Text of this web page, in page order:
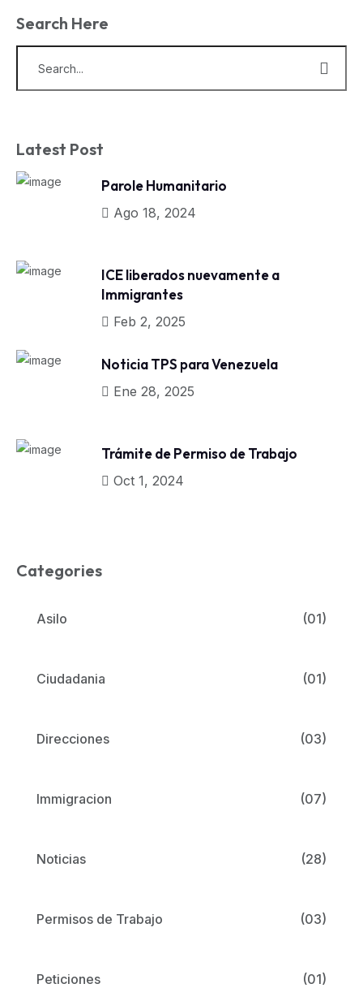
Search Here
Latest Post
Parole Humanitario
Ago 18, 2024
ICE liberados nuevamente a
Immigrantes
Feb 2, 2025
Noticia TPS para Venezuela
Ene 28, 2025
Trámite de Permiso de Trabajo
Oct 1, 2024
Categories
Asilo (01)
Ciudadania (01)
Direcciones (03)
Immigracion (07)
Noticias (28)
Permisos de Trabajo (03)
Peticiones (01)